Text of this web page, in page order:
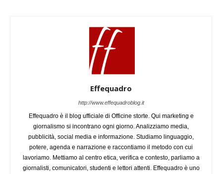
Effequadro
http://www.effequadroblog.it
Effequadro è il blog ufficiale di Officine storte. Qui marketing e
giornalismo si incontrano ogni giorno. Analizziamo media,
pubblicità, social media e informazione. Studiamo linguaggio,
potere, agenda e narrazione e raccontiamo il metodo con cui
lavoriamo. Mettiamo al centro etica, verifica e contesto, parliamo a
giornalisti, comunicatori, studenti e lettori attenti. Effequadro è uno